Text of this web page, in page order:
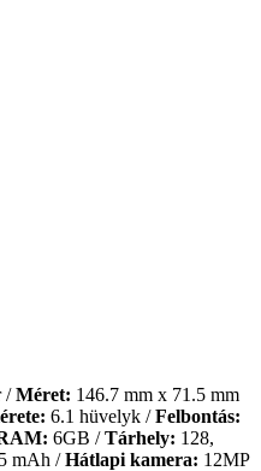
/Méret: 146.7 mm x 71.5 mm
6.1 hüvelyk /Felbontás:
6GB /Tárhely: 128,
mAh /Hátlapi kamera: 12MP